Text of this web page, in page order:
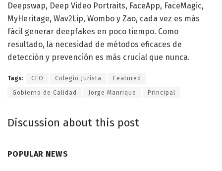
Deepswap, Deep Video Portraits, FaceApp, FaceMagic,
MyHeritage, Wav2Lip, Wombo y Zao, cada vez es más
fácil generar deepfakes en poco tiempo. Como
resultado, la necesidad de métodos eficaces de
detección y prevención es más crucial que nunca.
Tags: CEO Colegio Jurista Featured
Gobierno de Calidad Jorge Manrique Principal
Discussion about this post
POPULAR NEWS